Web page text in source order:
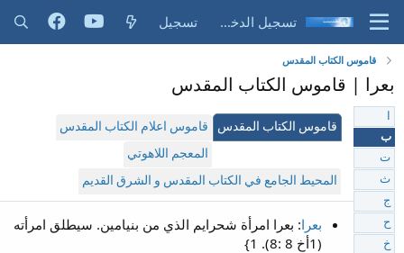
تسجيل الدخول تسجيل
قاموس الكتاب المقدس
بعرا | قاموس الكتاب المقدس
قاموس الكتاب المقدس
قاموس اعلام الكتاب المقدس
المعجم اللاهوتي
المحيط الجامع في الكتاب المقدس و الشرق القديم
بعرا: بعرا امرأة شحرايم الذي من بنيامين. سيطلق امرأته
(1أخ 8 :8). 1}
ب
ت
ث
ج
ح
خ